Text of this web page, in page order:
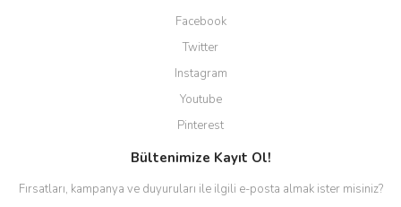
Facebook
Twitter
Instagram
Youtube
Pinterest
Bültenimize Kayıt Ol!
Fırsatları, kampanya ve duyuruları ile ilgili e-posta almak ister misiniz?